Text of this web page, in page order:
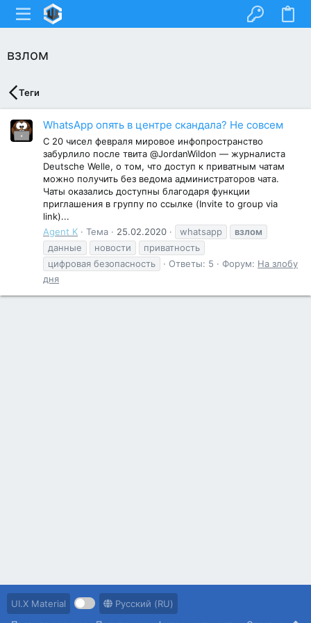
взлом
Теги
WhatsApp опять в центре скандала? Не совсем
С 20 чисел февраля мировое инфопространство
забурлило после твита @JordanWildon — журналиста
Deutsche Welle, о том, что доступ к приватным чатам
можно получить без ведома администраторов чата.
Чаты оказались доступны благодаря функции
приглашения в группу по ссылке (Invite to group via
link)...
Agent K
Тема 25.02.2020 whatsapp
взлом
данные
новости
приватность
цифровая безопасность
Ответы: 5 Форум: На злобу
дня
UI.X Material
Русский (RU)